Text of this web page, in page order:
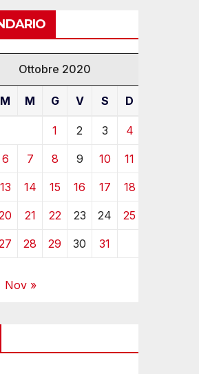
Ottobre 2020
M M G V S D
1 2 3 4
6 7 8 9 10 11
13 14 15 16 17 18
21 22 23 24 25
28 29 30 31
Nov »